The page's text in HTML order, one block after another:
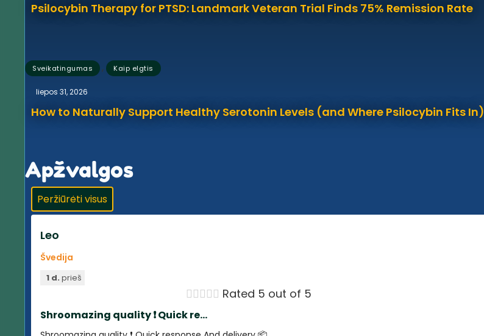
Psilocybin Therapy for PTSD: Landmark Veteran Trial Finds 75% Remission Rate
Sveikatingumas , Kaip elgtis
liepos 31, 2026
How to Naturally Support Healthy Serotonin Levels (and Where Psilocybin Fits In)
Apžvalgos
Peržiūrėti visus
Leo
Švedija
1 d. prieš
 Rated 5 out of 5
Shroomazing quality ❗️ Quick re...